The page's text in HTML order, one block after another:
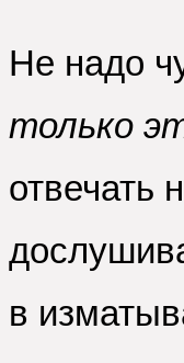
Не надо
только
отвечать
в